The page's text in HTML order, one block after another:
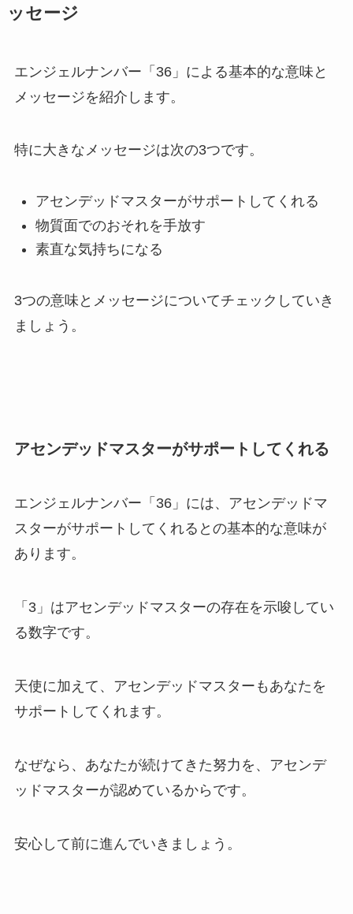
ッセージ
エンジェルナンバー「36」による基本的な意味と
メッセージを紹介します。
特に大きなメッセージは次の3つです。
アセンデッドマスターがサポートしてくれる
物質面でのおそれを手放す
素直な気持ちになる
3つの意味とメッセージについてチェックしていき
ましょう。
アセンデッドマスターがサポートしてくれる
エンジェルナンバー「36」には、アセンデッドマ
スターがサポートしてくれるとの基本的な意味が
あります。
「3」はアセンデッドマスターの存在を示唆してい
る数字です。
天使に加えて、アセンデッドマスターもあなたを
サポートしてくれます。
なぜなら、あなたが続けてきた努力を、アセンデ
ッドマスターが認めているからです。
安心して前に進んでいきましょう。